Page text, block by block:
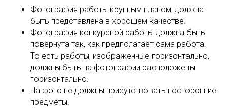
Фотография работы крупным планом, должна
быть представлена в хорошем качестве.
Фотография конкурсной работы должна быть
повернута так, как предполагает сама работа.
То есть работы, изображенные горизонтально,
должны быть на фотографии расположены
горизонтально.
На фото не должны присутствовать посторонние
предметы.